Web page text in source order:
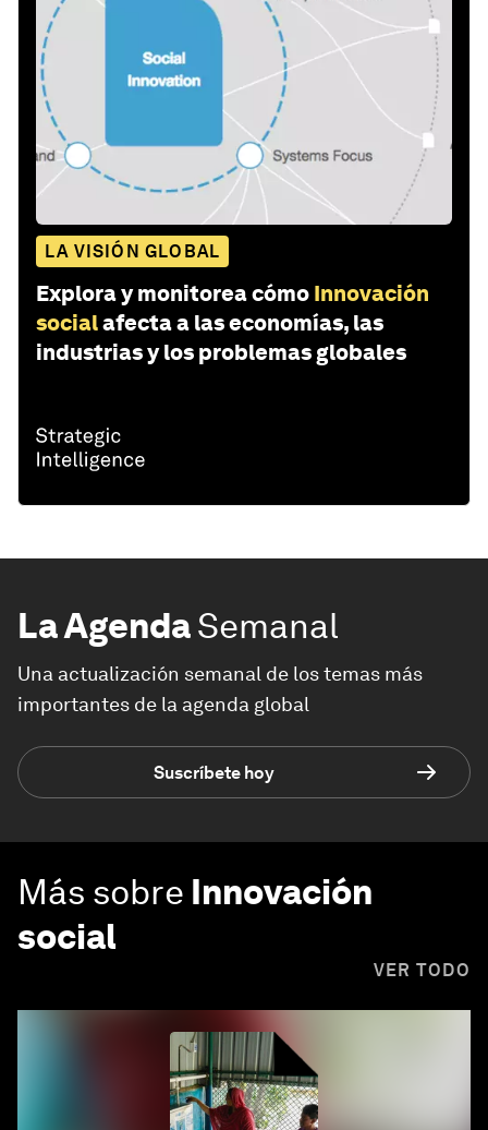
LA VISIÓN GLOBAL
Explora y monitorea cómo Innovación
socialafecta a las economías, las
industrias y los problemas globales
La AgendaSemanal
Una actualización semanal de los temas más
importantes de la agenda global
Suscríbete hoy
Más sobre Innovación
social
VER TODO